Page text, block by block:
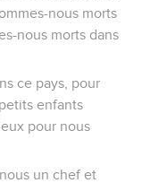
nous morts
nous morts dans
ce pays, pour
enfants
pour nous
un chef et